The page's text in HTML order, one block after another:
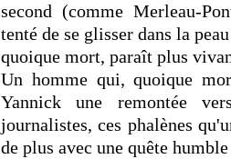
second (comme Merleau-
tenté de se glisser dans la
quoique mort, paraît plus
Un homme qui, quoique
Yannick une remontée
journalistes, ces phalènes
de plus avec une quête